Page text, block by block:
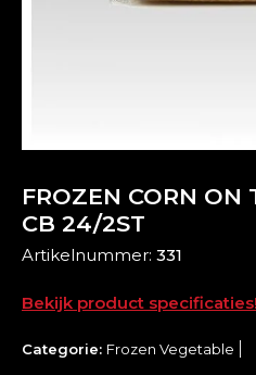
FROZEN CORN ON
CB 24/2ST
Artikelnummer: 331
Bekijk product specificaties!
Categorie: Frozen Vegetable